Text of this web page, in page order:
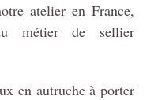
atelier en France,
métier de sellier
en autruche à porter